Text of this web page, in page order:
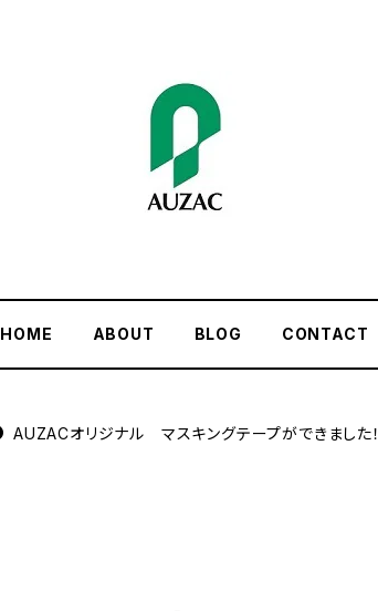
HOME ABOUT BLOG CONTACT
AUZACオリジナル マスキングテープができました！